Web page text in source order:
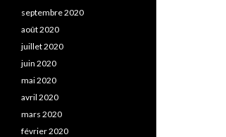
septembre 2020
août 2020
juillet 2020
juin 2020
mai 2020
avril 2020
mars 2020
février 2020